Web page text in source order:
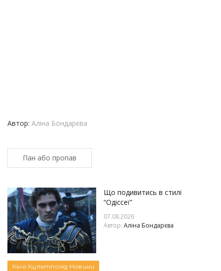
Автор: Аліна Бондарєва
Пан або пропав
Що подивитись в стилі
“Одіссеї”
07.08.2026
Автор: Аліна Бондарєва
Кіно Культпохід Новини